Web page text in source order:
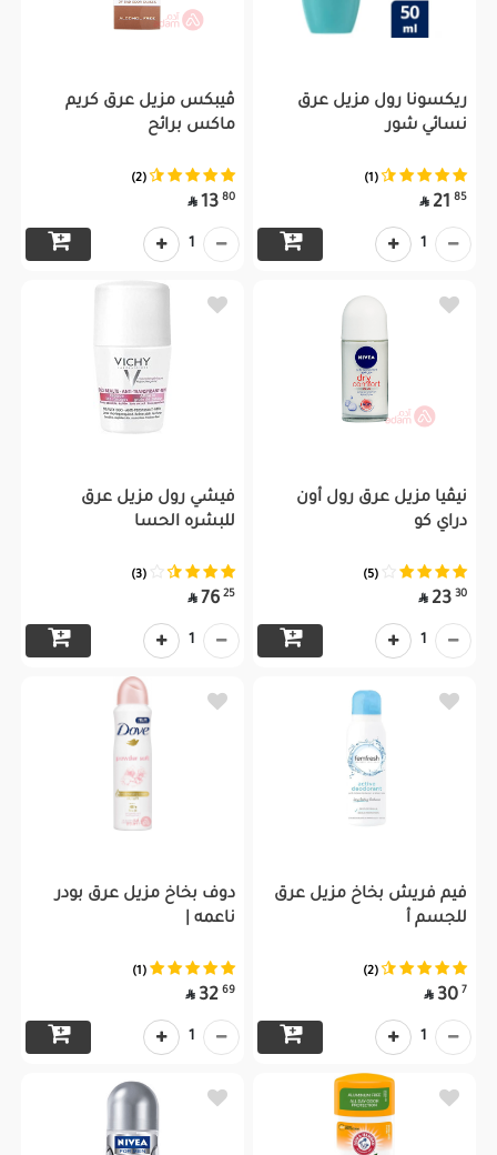
ريكسونا رول مزيل عرق
نسائي شور
(1)
85
21

1
ڤيبكس مزيل عرق كريم
ماكس برائح
(2)
80
13

1
نيڤيا مزيل عرق رول أون
دراي كو
(5)
30
23

1
فيشي رول مزيل عرق
للبشره الحسا
(3)
25
76

1
فيم فريش بخاخ مزيل عرق
للجسم أ
(2)
7
30

1
دوف بخاخ مزيل عرق بودر
ناعمه |
(1)
69
32

1